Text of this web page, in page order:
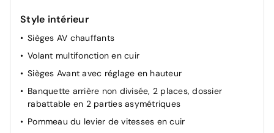
Style intérieur
Sièges AV chauffants
Volant multifonction en cuir
Sièges Avant avec réglage en hauteur
Banquette arrière non divisée, 2 places, dossier
rabattable en 2 parties asymétriques
Pommeau du levier de vitesses en cuir